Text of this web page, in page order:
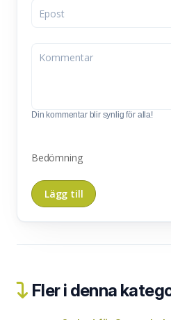
Din kommentar blir synlig för alla!
Bedömning
Fler i denna